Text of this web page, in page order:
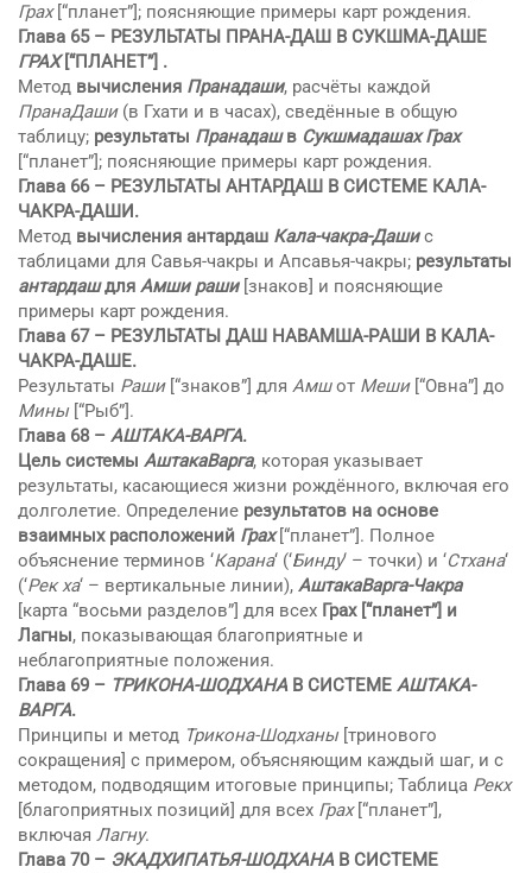
Грах[“планет”]; поясняющие примеры карт рождения.
Глава 65 – РЕЗУЛЬТАТЫ ПРАНА-ДАШ В СУКШМА-ДАШЕ
ГРАХ[“ПЛАНЕТ”] .
Метод вычисления Пранадаши, расчёты каждой
ПранаДаши(в Гхати и в часах), сведённые в общую
таблицу; результаты Пранадашв Сукшмадашах Грах
[“планет”]; поясняющие примеры карт рождения.
Глава 66 – РЕЗУЛЬТАТЫ АНТАРДАШ В СИСТЕМЕ КAЛА-
ЧАКРА-ДАШИ.
Метод вычисления антардаш Кaла-чакра-Дашис
таблицами для Савья-чакры и Апсавья-чакры; результаты
антардашдля Амши раши[знаков] и поясняющие
примеры карт рождения.
Глава 67 – РЕЗУЛЬТАТЫ ДАШ НАВАМША-РAШИ В КAЛА-
ЧАКРА-ДАШЕ.
Результаты Раши[“знаков”] для Амшот Меши[“Овна”] до
Мины[“Рыб”].
Глава 68 – АШТАКА-ВАРГА.
Цель системы АштакаВарга, которая указывает
результаты, касающиеся жизни рождённого, включая его
долголетие. Определение результатов на основе
взаимных расположений Грах[“планет”]. Полное
объяснение терминов ‘Карана‘ (‘Бинду‘ – точки) и ‘Стхaна‘
(‘Рек ха‘ – вертикальные линии), АштакаВарга-Чакра
[карта “восьми разделов”] для всех Грах [“планет”] и
Лагны, показывающая благоприятные и
неблагоприятные положения.
Глава 69 – ТРИКОНА-ШОДХАНАВ СИСТЕМЕ АШТАКА-
ВАРГА.
Принципы и метод Трикона-Шодханы[тринового
сокращения] с примером, объясняющим каждый шаг, и с
методом, подводящим итоговые принципы; Таблица Рекх
[благоприятных позиций] для всех Грах[“планет”],
включая Лагну.
Глава 70 – ЭКАДХИПАТЬЯ-ШОДХАНАВ СИСТЕМЕ